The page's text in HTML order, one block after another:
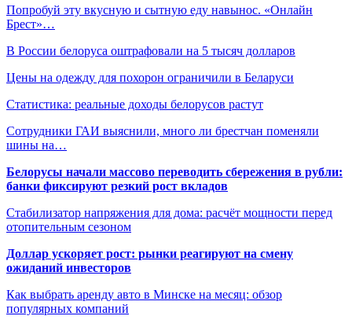
Попробуй эту вкусную и сытную еду навынос. «Онлайн
Брест»…
В России белоруса оштрафовали на 5 тысяч долларов
Цены на одежду для похорон ограничили в Беларуси
Статистика: реальные доходы белорусов растут
Сотрудники ГАИ выяснили, много ли брестчан поменяли
шины на…
Белорусы начали массово переводить сбережения в рубли:
банки фиксируют резкий рост вкладов
Стабилизатор напряжения для дома: расчёт мощности перед
отопительным сезоном
Доллар ускоряет рост: рынки реагируют на смену
ожиданий инвесторов
Как выбрать аренду авто в Минске на месяц: обзор
популярных компаний